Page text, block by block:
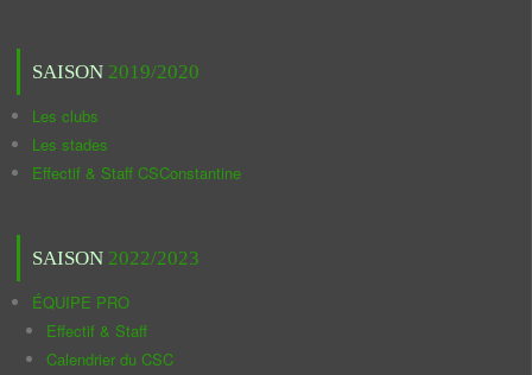
SAISON 2019/2020
Les clubs
Les stades
Effectif & Staff CSConstantine
SAISON 2022/2023
ÉQUIPE PRO
Effectif & Staff
Calendrier du CSC